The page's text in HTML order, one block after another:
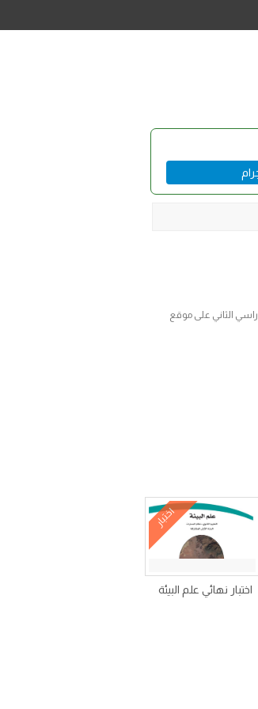
الفصل الدراسي الثاني على موقع
اختبار
اختبار نهائي علم البيئة